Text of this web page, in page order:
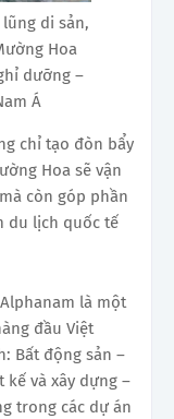
di sản,
Hoa
dưỡng –
Á
chỉ tạo đòn bẩy
Hoa sẽ vận
còn góp phần
du lịch quốc tế
là một
đầu Việt
Bất động sản –
kế và xây dựng –
trong các dự án